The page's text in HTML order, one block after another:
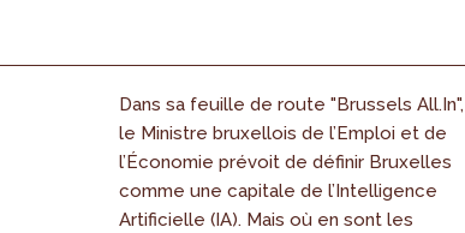
Dans sa feuille de route "Brussels All.In",
le Ministre bruxellois de l’Emploi et de
l’Économie prévoit de définir Bruxelles
comme une capitale de l’Intelligence
Artificielle (IA). Mais où en sont les